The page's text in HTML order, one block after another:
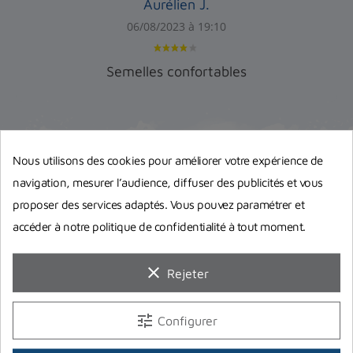
Aurélien J.
06/08/2023 à 19:10
Semelles confortables
Guides d'achat
Nous utilisons des cookies pour améliorer votre expérience de
navigation, mesurer l’audience, diffuser des publicités et vous
proposer des services adaptés. Vous pouvez paramétrer et
accéder à notre politique de confidentialité à tout moment.
clear Rejeter
tune Configurer